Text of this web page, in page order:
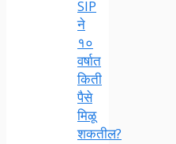
SIP
ने
१०
वर्षात
किती
पैसे
मिळू
शकतील?